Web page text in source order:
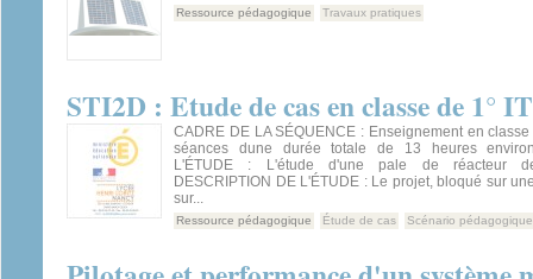
Ressource pédagogique Travaux pratiques
STI2D : Etude de cas en classe de 1°
CADRE DE LA SÉQUENCE : Enseignement en
séances dune durée totale de 13 heures
L'ÉTUDE : L'étude d'une pale de réacteur
DESCRIPTION DE L'ÉTUDE : Le projet, bloqué sur
sur...
Ressource pédagogique Étude de cas Scénario pédagogique